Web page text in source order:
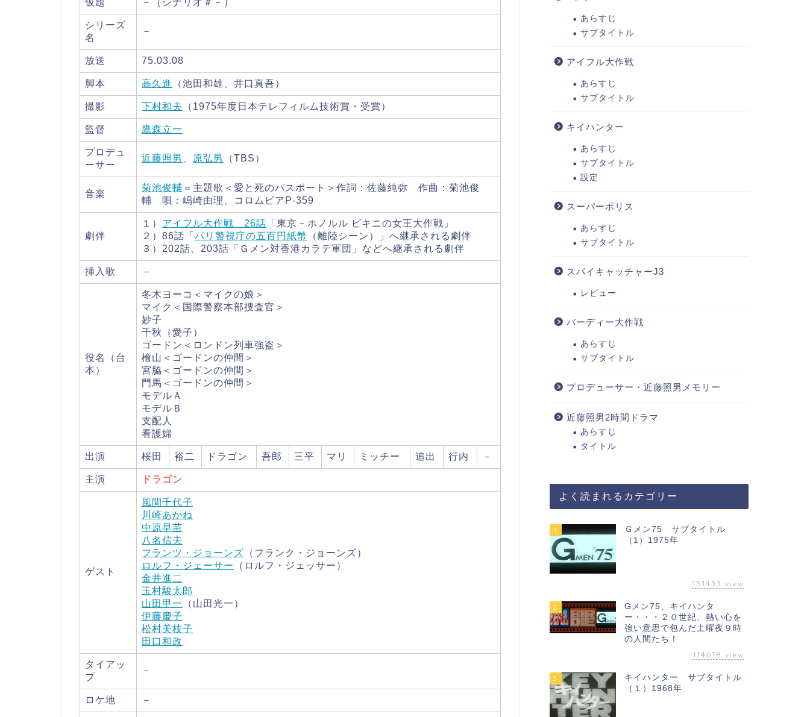
仮題 －（シナリオ＃－）
シリーズ
名
－
放送 75.03.08
脚本 高久進 （池田和雄、井口真吾）
撮影 下村和夫 （1975年度日本テレフィルム技術賞・受賞）
監督 鷹森立一
プロデュ
ーサー
近藤照男 原弘男 （TBS）
音楽
菊池俊輔 ＝主題歌＜愛と死のパスポート＞作詞：佐藤純弥 作曲：菊池俊
輔 唄：嶋崎由理、コロムビアP-359
劇伴
１） アイフル大作戦 26話 「東京－ホノルル ビキニの女王大作戦」
２）86話「 パリ警視庁の五百円紙幣
（離陸シーン）」へ継承される劇伴
３）202話、203話「Ｇメン対香港カラテ軍団」などへ継承される劇伴
挿入歌 －
役名（台
本）
冬木ヨーコ＜マイクの娘＞
マイク＜国際警察本部捜査官＞
妙子
千秋（愛子）
ゴードン＜ロンドン列車強盗＞
檜山＜ゴードンの仲間＞
宮脇＜ゴードンの仲間＞
門馬＜ゴードンの仲間＞
モデルＡ
モデルＢ
支配人
看護婦
出演 桜田 裕二 ドラゴン 吾郎 三平 マリ ミッチー 追出 行内 －
主演 ドラゴン
ゲスト
風間千代子
川崎あかね
中原早苗
八名信夫
フランツ・ジョーンズ （フランク・ジョーンズ）
ロルフ・ジェーサー
（ロルフ・ジェッサー）
金井進二
玉村駿太郎
山田甲一
（山田光一）
伊藤慶子
松村美枝子
田口和政
タイアッ
プ
－
ロケ地 －
あらすじ
サブタイトル
アイフル大作戦
あらすじ
サブタイトル
キイハンター
あらすじ
サブタイトル
設定
スーパーポリス
あらすじ
サブタイトル
スパイキャッチャーJ3
レビュー
バーディー大作戦
あらすじ
サブタイトル
プロデューサー・近藤照男メモリー
近藤照男2時間ドラマ
あらすじ
タイトル
よく読まれるカテゴリー
1
Ｇメン75 サブタイトル
（1）1975年
131433 view
2
Gメン75、キイハンタ
ー・・・２０世紀、熱い心を
強い意思で包んだ土曜夜９時
の人間たち！
114618 view
3
キイハンター サブタイトル
（１）1968年